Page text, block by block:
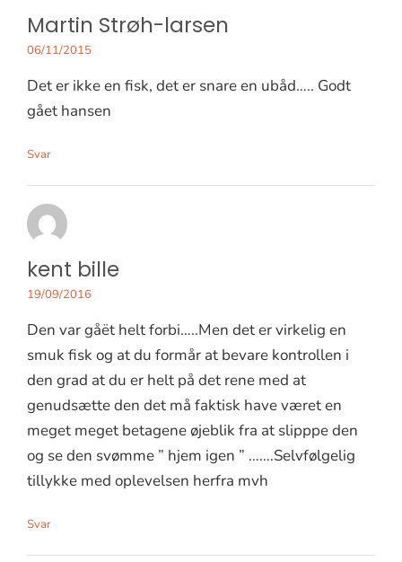
Martin Strøh-larsen
06/11/2015
Det er ikke en fisk, det er snare en ubåd….. Godt
gået hansen
Svar
kent bille
19/09/2016
Den var gåët helt forbi…..Men det er virkelig en
smuk fisk og at du formår at bevare kontrollen i
den grad at du er helt på det rene med at
genudsætte den det må faktisk have været en
meget meget betagene øjeblik fra at slipppe den
og se den svømme ” hjem igen ” …….Selvfølgelig
tillykke med oplevelsen herfra mvh
Svar